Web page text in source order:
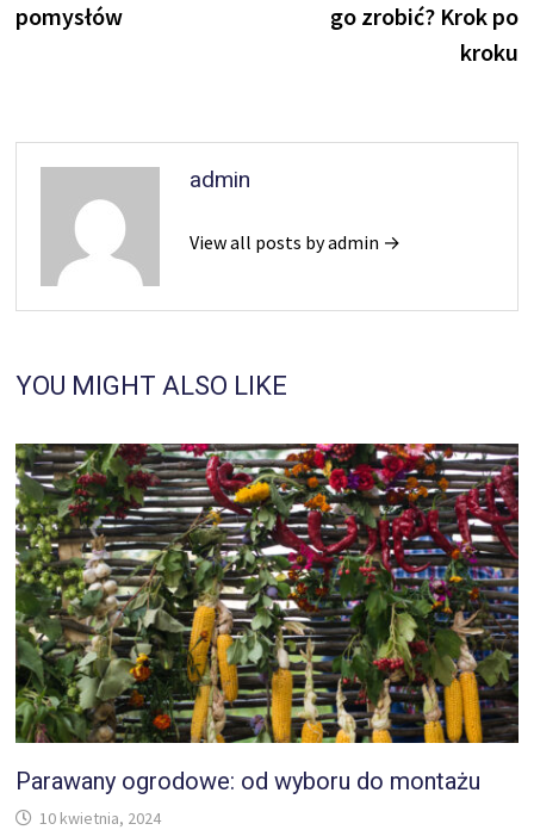
pomysłów
go zrobić? Krok po
kroku
admin
View all posts by admin →
YOU MIGHT ALSO LIKE
Parawany ogrodowe: od wyboru do montażu
10 kwietnia, 2024